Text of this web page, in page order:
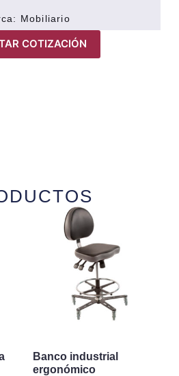
Mobiliario
COTIZACIÓN
Banco industrial
ergonómico